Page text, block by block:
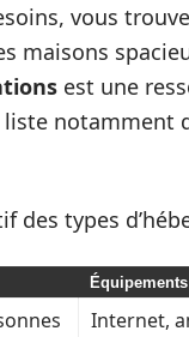
vous
maisons
est une
notamment
des types
Équipements
Internet,